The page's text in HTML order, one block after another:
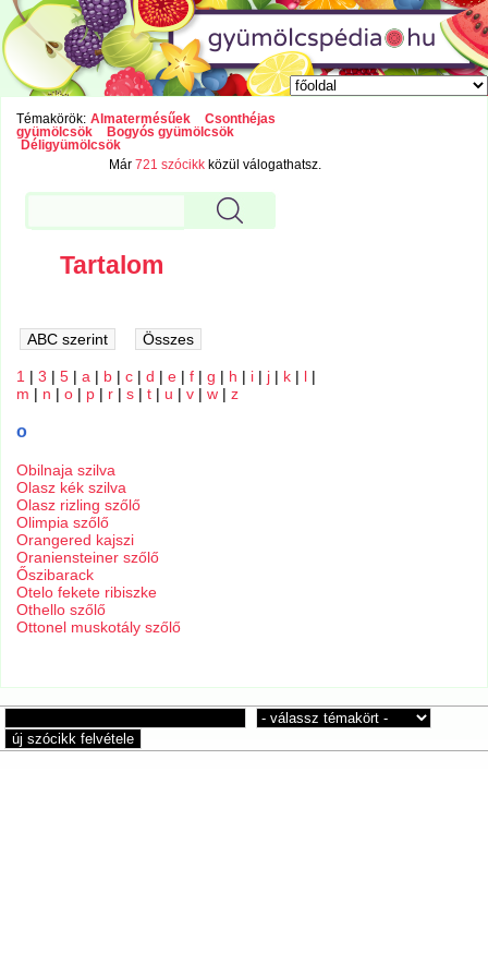
Témakörök: Almatermésűek
Csonthéjas
gyümölcsök
Bogyós gyümölcsök
Déligyümölcsök
Már721 szócikk közül válogathatsz.
Tartalom
1 |3 |5 |a | b |c |d |e |f |g | h | i | j | k | l |
m | n |o | p | r |s |t | u |v |w |z
o
Obilnaja szilva
Olasz kék szilva
Olasz rizling szőlő
Olimpia szőlő
Orangered kajszi
Oraniensteiner szőlő
Őszibarack
Otelo fekete ribiszke
Othello szőlő
Ottonel muskotály szőlő